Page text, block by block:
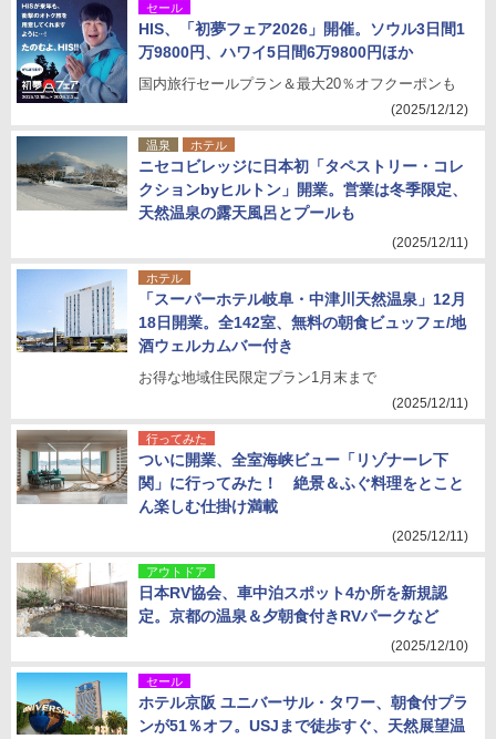
セール
HIS、「初夢フェア2026」開催。ソウル3日間1
万9800円、ハワイ5日間6万9800円ほか
国内旅行セールプラン＆最大20％オフクーポンも
(2025/12/12)
温泉 ホテル
ニセコビレッジに日本初「タペストリー・コレ
クションbyヒルトン」開業。営業は冬季限定、
天然温泉の露天風呂とプールも
(2025/12/11)
ホテル
「スーパーホテル岐阜・中津川天然温泉」12月
18日開業。全142室、無料の朝食ビュッフェ/地
酒ウェルカムバー付き
お得な地域住民限定プラン1月末まで
(2025/12/11)
行ってみた
ついに開業、全室海峡ビュー「リゾナーレ下
関」に行ってみた！ 絶景＆ふぐ料理をとこと
ん楽しむ仕掛け満載
(2025/12/11)
アウトドア
日本RV協会、車中泊スポット4か所を新規認
定。京都の温泉＆夕朝食付きRVパークなど
(2025/12/10)
セール
ホテル京阪 ユニバーサル・タワー、朝食付プラ
ンが51％オフ。USJまで徒歩すぐ、天然展望温